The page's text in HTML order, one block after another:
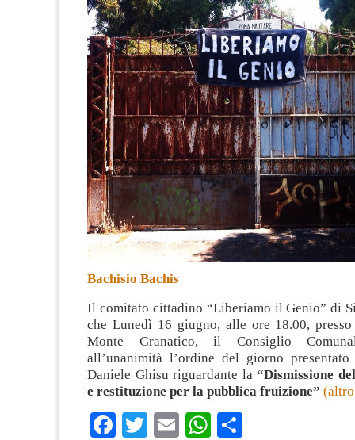
Bachisio Bachis
Il comitato cittadino “Liberiamo il Genio” di
che Lunedì 16 giugno, alle ore 18.00,
Monte Granatico, il Consiglio
all’unanimità l’ordine del giorno
Daniele Ghisu riguardante la“Dismissione
e restituzione per la pubblica fruizione”
Facebook
TwitterEmailWhatsApp